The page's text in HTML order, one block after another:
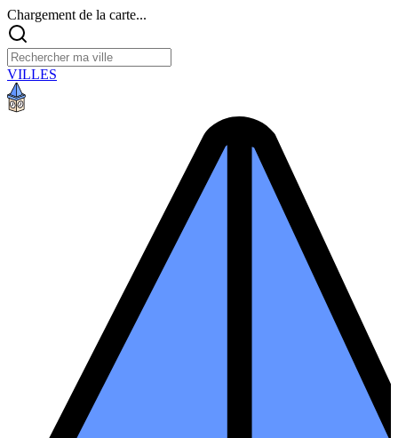
Chargement de la carte...
VILLES